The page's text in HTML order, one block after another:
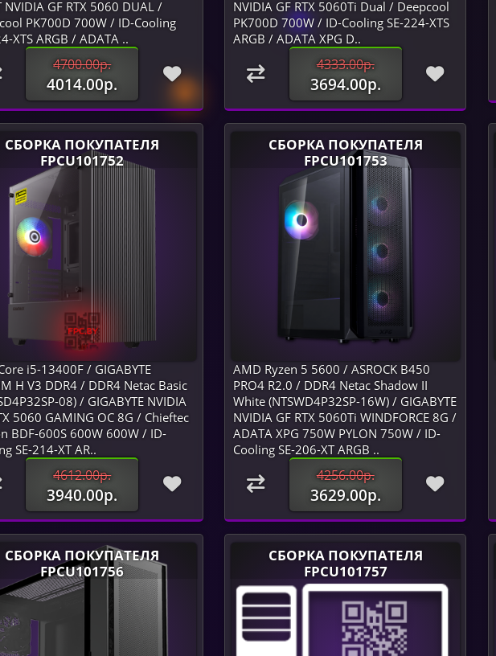
NVIDIA GF RTX 5060 DUAL /
PK700D 700W / ID-Cooling
XTS ARGB / ADATA ..
4700.00р.
4014.00р.
NVIDIA GF RTX 5060Ti Dual / Deepcool
PK700D 700W / ID-Cooling SE-224-XTS
ARGB / ADATA XPG D..
4333.00р.
3694.00р.
СБОРКА ПОКУПАТЕЛЯ
FPCU101752
i5-13400F / GIGABYTE
H V3 DDR4 / DDR4 Netac Basic
08) / GIGABYTE NVIDIA
5060 GAMING OC 8G / Chieftec
BDF-600S 600W 600W / ID-
SE-214-XT AR..
4612.00р.
3940.00р.
СБОРКА ПОКУПАТЕЛЯ
FPCU101753
AMD Ryzen 5 5600 / ASROCK B450
PRO4 R2.0 / DDR4 Netac Shadow II
White (NTSWD4P32SP-16W) / GIGABYTE
NVIDIA GF RTX 5060Ti WINDFORCE 8G /
ADATA XPG 750W PYLON 750W / ID-
Cooling SE-206-XT ARGB ..
4256.00р.
3629.00р.
СБОРКА ПОКУПАТЕЛЯ
FPCU101756
СБОРКА ПОКУПАТЕЛЯ
FPCU101757